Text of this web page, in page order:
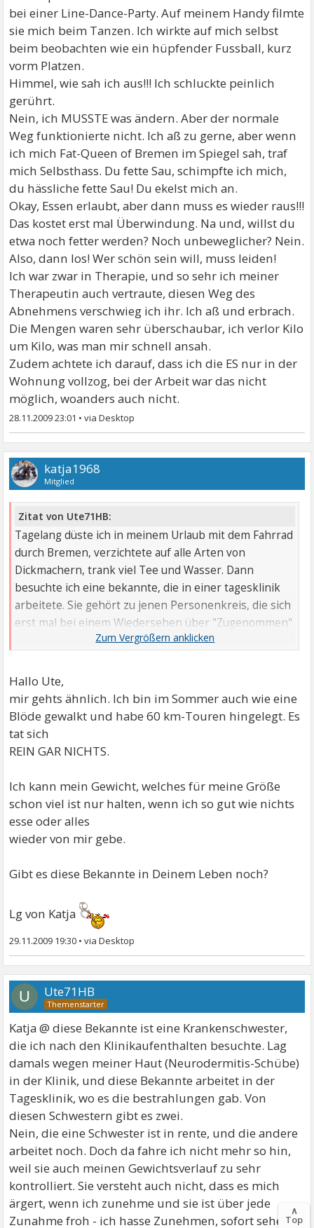
bei einer Line-Dance-Party. Auf meinem Handy filmte
sie mich beim Tanzen. Ich wirkte auf mich selbst
beim beobachten wie ein hüpfender Fussball, kurz
vorm Platzen.
Himmel, wie sah ich aus!!! Ich schluckte peinlich
gerührt.
Nein, ich MUSSTE was ändern. Aber der normale
Weg funktionierte nicht. Ich aß zu gerne, aber wenn
ich mich Fat-Queen of Bremen im Spiegel sah, traf
mich Selbsthass. Du fette Sau, schimpfte ich mich,
du hässliche fette Sau! Du ekelst mich an.
Okay, Essen erlaubt, aber dann muss es wieder raus!!!
Das kostet erst mal Überwindung. Na und, willst du
etwa noch fetter werden? Noch unbeweglicher? Nein.
Also, dann los! Wer schön sein will, muss leiden!
Ich war zwar in Therapie, und so sehr ich meiner
Therapeutin auch vertraute, diesen Weg des
Abnehmens verschwieg ich ihr. Ich aß und erbrach.
Die Mengen waren sehr überschaubar, ich verlor Kilo
um Kilo, was man mir schnell ansah.
Zudem achtete ich darauf, dass ich die ES nur in der
Wohnung vollzog, bei der Arbeit war das nicht
möglich, woanders auch nicht.
28.11.2009 23:01 •
katja1968
Mitglied
Zitat von Ute71HB:
Tagelang düste ich in meinem Urlaub mit dem Fahrrad
durch Bremen, verzichtete auf alle Arten von
Dickmachern, trank viel Tee und Wasser. Dann
besuchte ich eine bekannte, die in einer tagesklinik
arbeitete. Sie gehört zu jenen Personenkreis, die sich
erst mal bei einem Wiedersehen über "Zugenommen"
oder "Abgenommen" äußern. Dann bekam ich zu
Hallo Ute,
mir gehts ähnlich. Ich bin im Sommer auch wie eine
Blöde gewalkt und habe 60 km-Touren hingelegt. Es
tat sich
REIN GAR NICHTS.
Ich kann mein Gewicht, welches für meine Größe
schon viel ist nur halten, wenn ich so gut wie nichts
esse oder alles
wieder von mir gebe.
Gibt es diese Bekannte in Deinem Leben noch?
Lg von Katja
29.11.2009 19:30 •
U Ute71HB
Katja @ diese Bekannte ist eine Krankenschwester,
die ich nach den Klinikaufenthalten besuchte. Lag
damals wegen meiner Haut (Neurodermitis-Schübe)
in der Klinik, und diese Bekannte arbeitet in der
Tagesklinik, wo es die bestrahlungen gab. Von
diesen Schwestern gibt es zwei.
Nein, die eine Schwester ist in rente, und die andere
arbeitet noch. Doch da fahre ich nicht mehr so hin,
weil sie auch meinen Gewichtsverlauf zu sehr
kontrolliert. Sie versteht auch nicht, dass es mich
ärgert, wenn ich zunehme und sie ist über jede
Zunahme froh - ich hasse Zunehmen, sofort sehe ich
∧
Top